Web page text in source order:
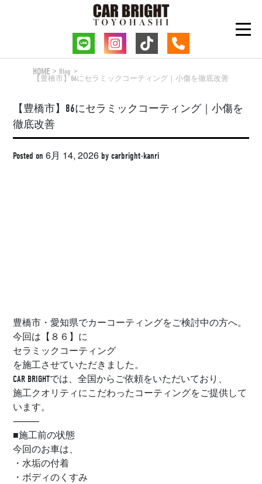
HOME
Blog
【豊橋市】86にセラミックコーティング｜小傷を徹底改善
【豊橋市】86にセラミックコーティング｜小傷を
徹底改善
Posted on6月 14, 2026 bycarbright-kanri
豊橋市・愛知県でカーコーティングをご検討中の方へ。
今回は【８６】に
セラミックコーティング
を施工させていただきました。
CAR BRIGHTでは、全国からご依頼をいただいており、
施工クオリティにこだわったコーティングをご提供して
います。
⸻
■施工前の状態
今回のお車は、
・水垢の付着
・ボディのくすみ